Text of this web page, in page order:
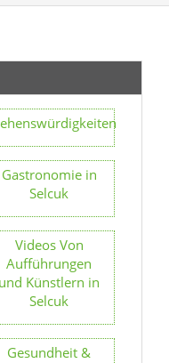
Selcuk
Videos Von
Aufführungen
und Künstlern in
Gesundheit &
Notfall
Der Bahnhof in
Selcuk